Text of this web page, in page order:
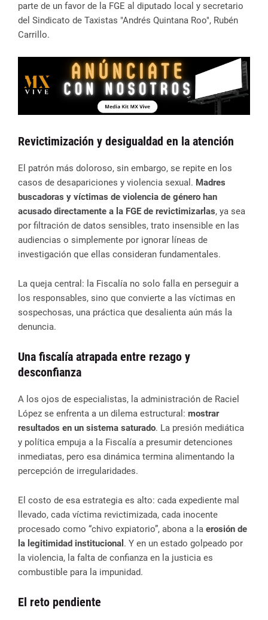
parte de un favor de la FGE al diputado local y secretario
del Sindicato de Taxistas "Andrés Quintana Roo", Rubén
Carrillo.
Revictimización y desigualdad en la atención
El patrón más doloroso, sin embargo, se repite en los
casos de desapariciones y violencia sexual. Madres
buscadoras y víctimas de violencia de género han
acusado directamente a la FGE de revictimizarlas, ya sea
por filtración de datos sensibles, trato insensible en las
audiencias o simplemente por ignorar líneas de
investigación que ellas consideran fundamentales.
La queja central: la Fiscalía no solo falla en perseguir a
los responsables, sino que convierte a las víctimas en
sospechosas, una práctica que desalienta aún más la
denuncia.
Una fiscalía atrapada entre rezago y
desconfianza
A los ojos de especialistas, la administración de Raciel
López se enfrenta a un dilema estructural: mostrar
resultados en un sistema saturado. La presión mediática
y política empuja a la Fiscalía a presumir detenciones
inmediatas, pero esa dinámica termina alimentando la
percepción de irregularidades.
El costo de esa estrategia es alto: cada expediente mal
llevado, cada víctima revictimizada, cada inocente
procesado como “chivo expiatorio”, abona a la erosión de
la legitimidad institucional . Y en un estado golpeado por
la violencia, la falta de confianza en la justicia es
combustible para la impunidad.
El reto pendiente